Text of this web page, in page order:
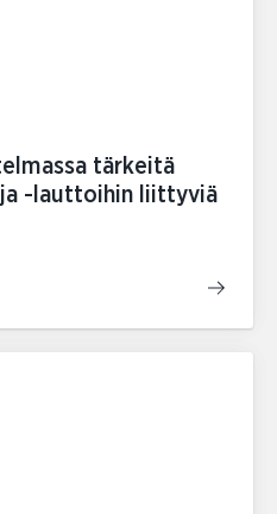
tärkeitä
-lauttoihin liittyviä